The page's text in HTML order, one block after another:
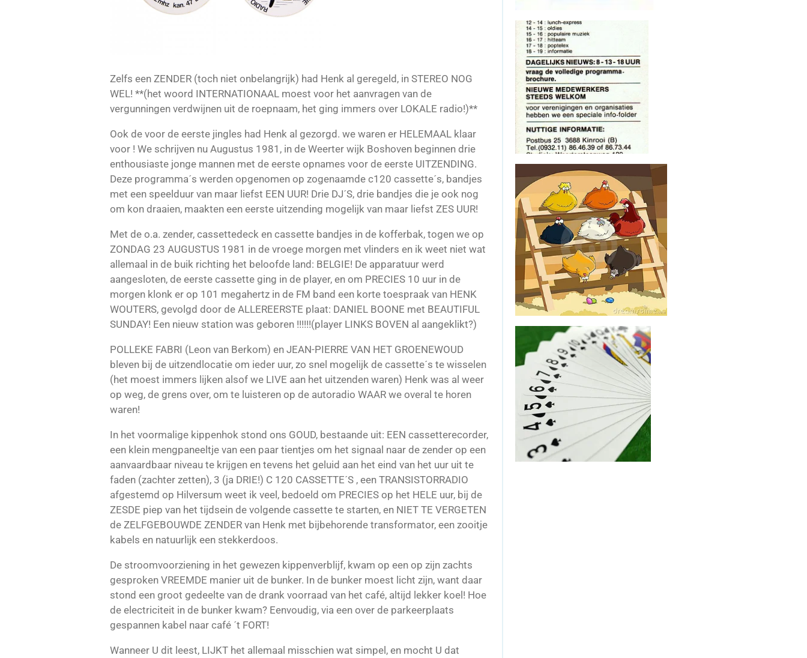
Zelfs een ZENDER (toch niet onbelangrijk) had Henk al geregeld, in STEREO NOG
WEL! **(het woord INTERNATIONAAL moest voor het aanvragen van de
vergunningen verdwijnen uit de roepnaam, het ging immers over LOKALE radio!)**
Ook de voor de eerste jingles had Henk al gezorgd. we waren er HELEMAAL klaar
voor ! We schrijven nu Augustus 1981, in de Weerter wijk Boshoven beginnen drie
enthousiaste jonge mannen met de eerste opnames voor de eerste UITZENDING.
Deze programma´s werden opgenomen op zogenaamde c120 cassette´s, bandjes
met een speelduur van maar liefst EEN UUR! Drie DJ´S, drie bandjes die je ook nog
om kon draaien, maakten een eerste uitzending mogelijk van maar liefst ZES UUR!
Met de o.a. zender, cassettedeck en cassette bandjes in de kofferbak, togen we op
ZONDAG 23 AUGUSTUS 1981 in de vroege morgen met vlinders en ik weet niet wat
allemaal in de buik richting het beloofde land: BELGIE! De apparatuur werd
aangesloten, de eerste cassette ging in de player, en om PRECIES 10 uur in de
morgen klonk er op 101 megahertz in de FM band een korte toespraak van HENK
WOUTERS, gevolgd door de ALLEREERSTE plaat: DANIEL BOONE met BEAUTIFUL
SUNDAY! Een nieuw station was geboren !!!!!!(player LINKS BOVEN al aangeklikt?)
POLLEKE FABRI (Leon van Berkom) en JEAN-PIERRE VAN HET GROENEWOUD
bleven bij de uitzendlocatie om ieder uur, zo snel mogelijk de cassette´s te wisselen
(het moest immers lijken alsof we LIVE aan het uitzenden waren) Henk was al weer
op weg, de grens over, om te luisteren op de autoradio WAAR we overal te horen
waren!
In het voormalige kippenhok stond ons GOUD, bestaande uit: EEN cassetterecorder,
een klein mengpaneeltje van een paar tientjes om het signaal naar de zender op een
aanvaardbaar niveau te krijgen en tevens het geluid aan het eind van het uur uit te
faden (zachter zetten), 3 (ja DRIE!) C 120 CASSETTE´S , een TRANSISTORRADIO
afgestemd op Hilversum weet ik veel, bedoeld om PRECIES op het HELE uur, bij de
ZESDE piep van het tijdsein de volgende cassette te starten, en NIET TE VERGETEN
de ZELFGEBOUWDE ZENDER van Henk met bijbehorende transformator, een zooitje
kabels en natuurlijk een stekkerdoos.
De stroomvoorziening in het gewezen kippenverblijf, kwam op een op zijn zachts
gesproken VREEMDE manier uit de bunker. In de bunker moest licht zijn, want daar
stond een groot gedeelte van de drank voorraad van het café, altijd lekker koel! Hoe
de electriciteit in de bunker kwam? Eenvoudig, via een over de parkeerplaats
gespannen kabel naar café ´t FORT!
Wanneer U dit leest, LIJKT het allemaal misschien wat simpel, en mocht U dat